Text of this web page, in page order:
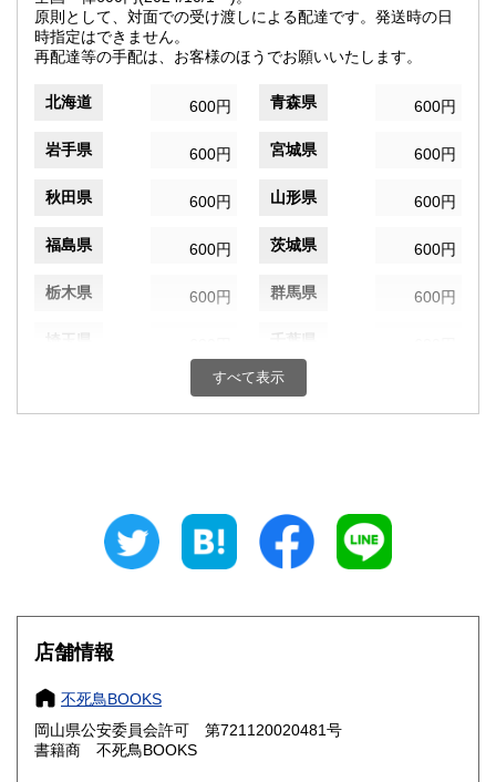
原則として、対面での受け渡しによる配達です。発送時の日
時指定はできません。
再配達等の手配は、お客様のほうでお願いいたします。
北海道 600円 青森県 600円
岩手県 600円 宮城県 600円
秋田県 600円 山形県 600円
福島県 600円 茨城県 600円
栃木県 600円 群馬県 600円
埼玉県 千葉県
600円 神奈川県
600円 長野県
大阪府 600円 兵庫県
すべて表示
店舗情報
不死鳥BOOKS
岡山県公安委員会許可 第721120020481号
書籍商 不死鳥BOOKS